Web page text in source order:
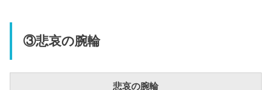
③悲哀の腕輪
悲哀の腕輪